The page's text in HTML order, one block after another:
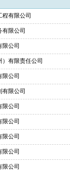
有限公司
限公司
限公司
有限责任公司
限公司
限公司
限公司
限公司
限公司
限公司
限公司